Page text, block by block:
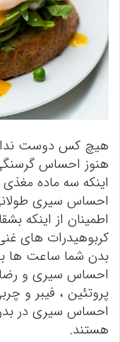
هیچ کس دوست
هنوز احساس
اینکه سه ماده مغذی
احساس سیری
اطمینان از اینکه
کربوهیدرات های
بدن شما ساعت ها
احساس سیری و
پروتئین ، فیبر و
احساس سیری در
هستند.